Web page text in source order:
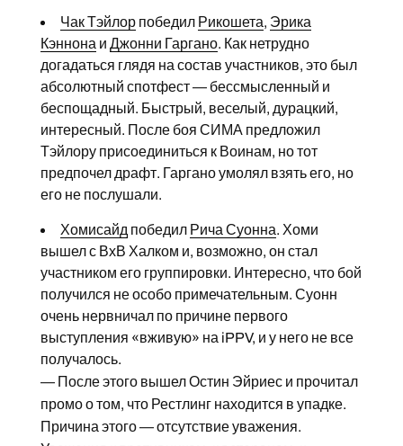
Чак Тэйлорпобедил Рикошета, Эрика
Кэннона и Джонни Гаргано. Как нетрудно
догадаться глядя на состав участников, это был
абсолютный спотфест — бессмысленный и
беспощадный. Быстрый, веселый, дурацкий,
интересный. После боя СИМА предложил
Тэйлору присоединиться к Воинам, но тот
предпочел драфт. Гаргано умолял взять его, но
его не послушали.
Хомисайд победил Рича Суонна. Хоми
вышел с ВхВ Халком и, возможно, он стал
участником его группировки. Интересно, что бой
получился не особо примечательным. Суонн
очень нервничал по причине первого
выступления «вживую» на iPPV, и у него не все
получалось.
— После этого вышел Остин Эйриес и прочитал
промо о том, что Рестлинг находится в упадке.
Причина этого — отсутствие уважения.